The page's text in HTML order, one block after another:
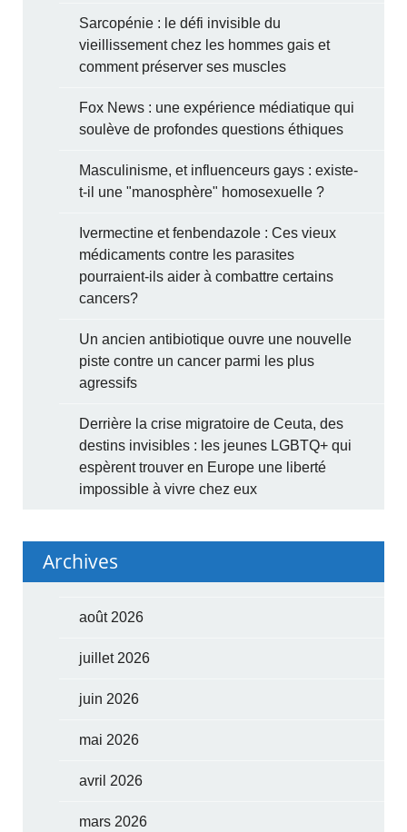
Sarcopénie : le défi invisible du
vieillissement chez les hommes gais et
comment préserver ses muscles
Fox News : une expérience médiatique qui
soulève de profondes questions éthiques
Masculinisme, et influenceurs gays : existe-
t-il une "manosphère" homosexuelle ?
Ivermectine et fenbendazole : Ces vieux
médicaments contre les parasites
pourraient-ils aider à combattre certains
cancers?
Un ancien antibiotique ouvre une nouvelle
piste contre un cancer parmi les plus
agressifs
Derrière la crise migratoire de Ceuta, des
destins invisibles : les jeunes LGBTQ+ qui
espèrent trouver en Europe une liberté
impossible à vivre chez eux
Archives
août 2026
juillet 2026
juin 2026
mai 2026
avril 2026
mars 2026